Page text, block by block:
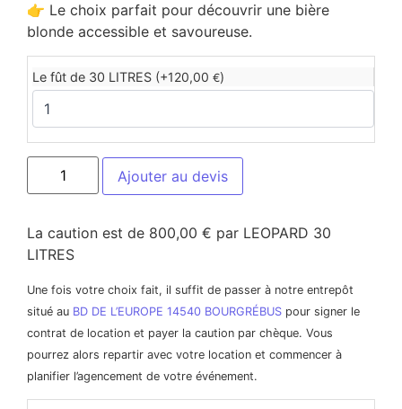
👉 Le choix parfait pour découvrir une bière
blonde accessible et savoureuse.
Le fût de 30 LITRES (+120,00 €)
Ajouter au devis
La caution est de 800,00 € par LEOPARD 30
LITRES
Une fois votre choix fait, il suffit de passer à notre entrepôt
situé au BD DE L’EUROPE 14540 BOURGRÉBUS pour signer le
contrat de location et payer la caution par chèque. Vous
pourrez alors repartir avec votre location et commencer à
planifier l’agencement de votre événement.